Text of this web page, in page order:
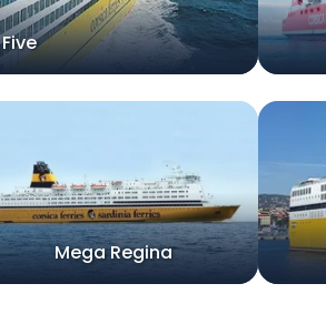
Mega Regina